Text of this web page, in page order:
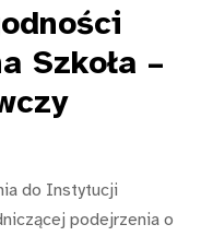
Szkoła –
do Instytucji
podejrzenia o